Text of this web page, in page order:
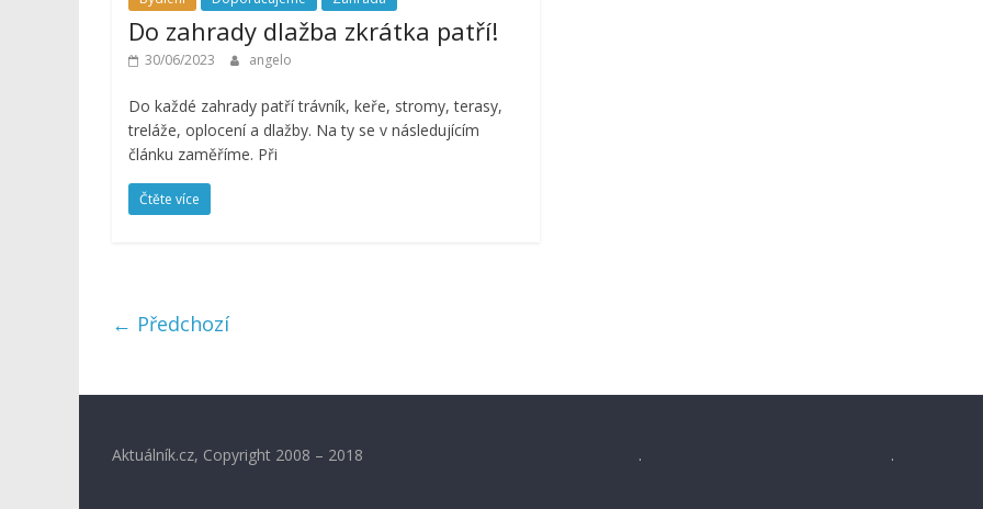
Do zahrady dlažba zkrátka patří!
30/06/2023 angelo
Do každé zahrady patří trávník, keře, stromy, terasy,
treláže, oplocení a dlažby. Na ty se v následujícím
článku zaměříme. Při
Čtěte více
← Předchozí
Aktuálník.cz, Copyright 2008 – 2018 . .